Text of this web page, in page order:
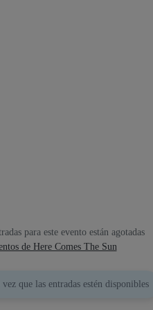
para este evento están agotadas
de Here Comes The Sun
que las entradas estén disponibles